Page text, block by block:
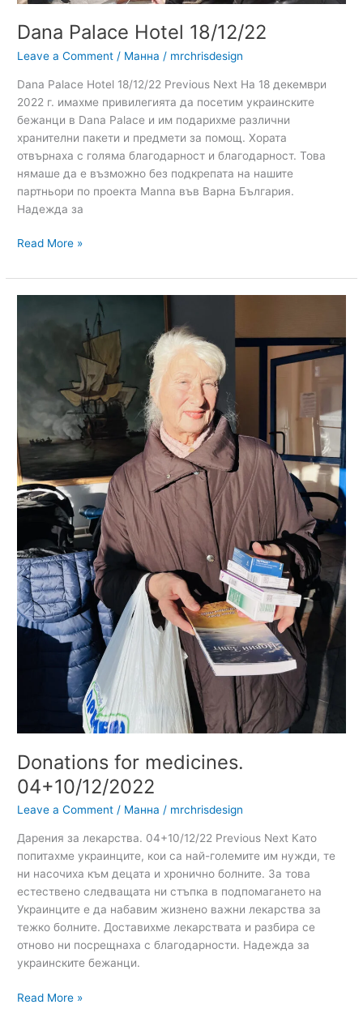
Dana Palace Hotel 18/12/22
Leave a Comment / Манна / mrchrisdesign
Dana Palace Hotel 18/12/22 Previous Next На 18 декември
2022 г. имахме привилегията да посетим украинските
бежанци в Dana Palace и им подарихме различни
хранителни пакети и предмети за помощ. Хората
отвърнаха с голяма благодарност и благодарност. Това
нямаше да е възможно без подкрепата на нашите
партньори по проекта Manna във Варна България.
Надежда за
Read More »
Donations for medicines.
04+10/12/2022
Leave a Comment / Манна / mrchrisdesign
Дарения за лекарства. 04+10/12/22 Previous Next Като
попитахме украинците, кои са най-големите им нужди, те
ни насочиха към децата и хронично болните. За това
естествено следващата ни стъпка в подпомагането на
Украинците е да набавим жизнено важни лекарства за
тежко болните. Доставихме лекарствата и разбира се
отново ни посрещнаха с благодарности. Надежда за
украинските бежанци.
04+10/12/2022
Read More »